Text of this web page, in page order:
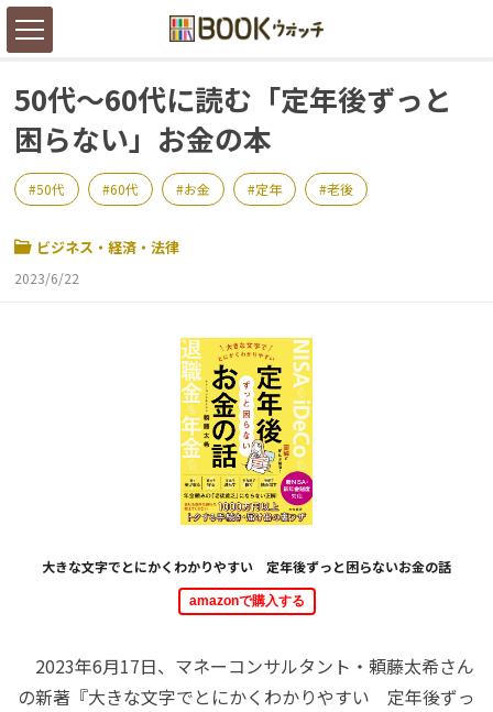
50代～60代に読む「定年後ずっと
困らない」お金の本
50代 60代 お金 定年 老後
ビジネス・経済・法律
2023/6/22
大きな文字でとにかくわかりやすい 定年後ずっと困らないお金の話
amazonで購入する
2023年6月17日、マネーコンサルタント・頼藤太希さん
の新著『大きな文字でとにかくわかりやすい 定年後ずっ